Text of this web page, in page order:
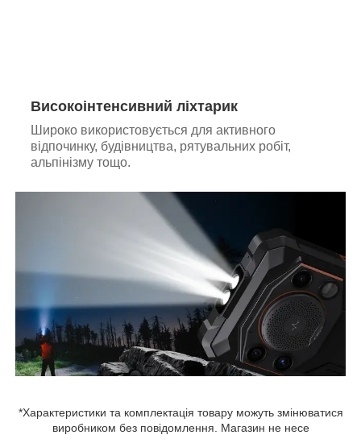
Високоінтенсивний ліхтарик
Широко використовується для активного
відпочинку, будівництва, рятувальних робіт,
альпінізму тощо.
*Характеристики та комплектація товару можуть змінюватися
виробником без повідомлення. Магазин не несе